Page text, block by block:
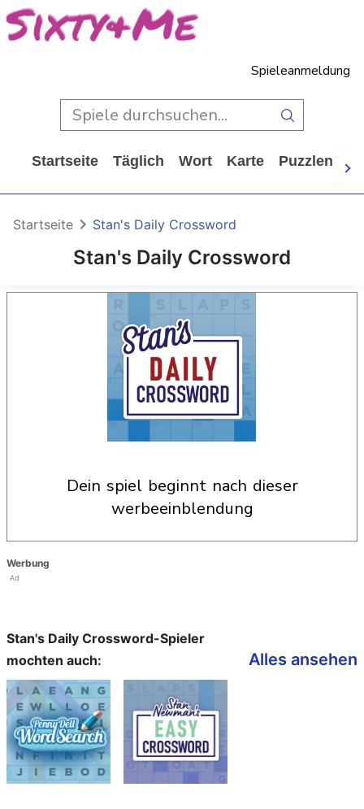
Spieleanmeldung
Startseite Täglich Wort Karte Puzzlen
Stan's Daily Crossword
Startseite Stan's Daily Crossword
dein spiel beginnt nach dieser
werbeeinblendung
Werbung
Ad
Stan's Daily Crossword-Spieler
mochten auch:
Alles ansehen